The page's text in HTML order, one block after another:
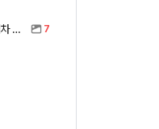
아반떼 하브 풀옵 가격으로 살 수 있는 수입차 모아봤습니다 (중고 포함) 7